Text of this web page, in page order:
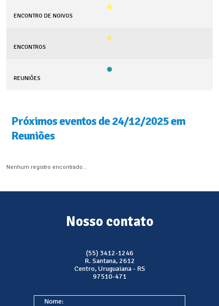
ENCONTRO DE NOIVOS
ENCONTROS
REUNIÕES
Próximos eventos de 24/12/2025 em
Reuniões
Nenhum registro encontrado...
Nosso contato
(55) 3412-1246
R. Santana, 2612
Centro, Uruguaiana - RS
97510-471